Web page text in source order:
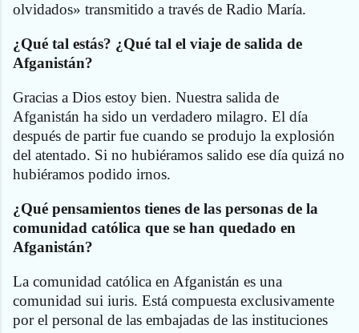
olvidados» transmitido a través de Radio María.
¿Qué tal estás? ¿Qué tal el viaje de salida de
Afganistán?
Gracias a Dios estoy bien. Nuestra salida de
Afganistán ha sido un verdadero milagro. El día
después de partir fue cuando se produjo la explosión
del atentado. Si no hubiéramos salido ese día quizá no
hubiéramos podido irnos.
¿Qué pensamientos tienes de las personas de la
comunidad católica que se han quedado en
Afganistán?
La comunidad católica en Afganistán es una
comunidad sui iuris. Está compuesta exclusivamente
por el personal de las embajadas de las instituciones